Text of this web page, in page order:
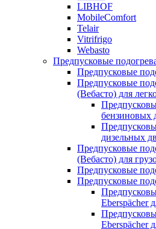
LIBHOF
MobileComfort
Telair
Vitrifrigo
Webasto
Предпусковые
Предпусковые
Предпусковые
(Вебасто) для
бензиновых
дизельных
Предпусковые
(Вебасто) для
Предпусковые
Предпусковые
Eberspächer
Eberspächer